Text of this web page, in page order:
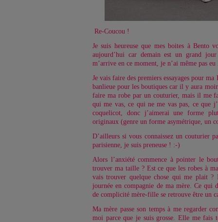
Re-Coucou !
Je suis heureuse que mes boites à Bento
aujourd’hui car demain est un grand
m’arrive en ce moment, je n’ai même pas
Je vais faire des premiers essayages pour
banlieue pour les boutiques car il y aura
faire ma robe par un couturier, mais il me
qui me vas, ce qui ne me vas pas, ce que
coquelicot, donc j’aimerai une forme
originaux (genre un forme asymétrique, un
D’ailleurs si vous connaissez un couturier
parisienne, je suis preneuse ! :-)
Alors l’anxiété commence à pointer le
trouver ma taille ? Est ce que les robes à
vais trouver quelque chose qui me plait ?
journée en compagnie de ma mère. Ce qui
de complicité mère-fille se retrouve être un
Ma mère passe son temps à me regarder
moi parce que je suis grosse. Elle me fais